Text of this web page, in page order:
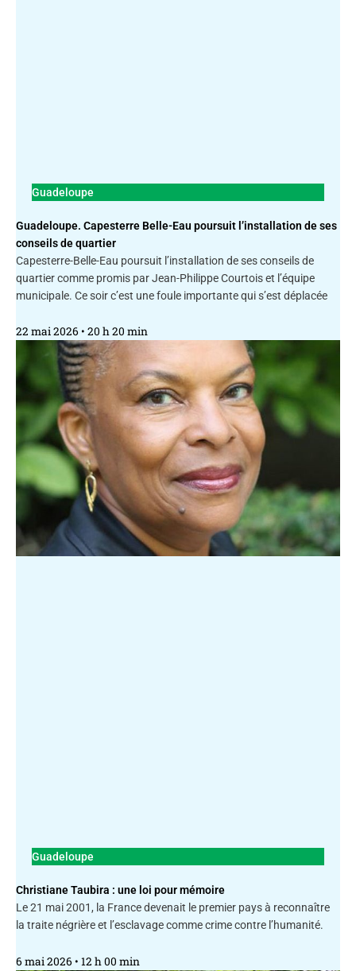
Guadeloupe
Guadeloupe. Capesterre Belle-Eau poursuit l’installation de ses
conseils de quartier
Capesterre-Belle-Eau poursuit l’installation de ses conseils de
quartier comme promis par Jean-Philippe Courtois et l’équipe
municipale. Ce soir c’est une foule importante qui s’est déplacée
22 mai 2026 20 h 20 min
Guadeloupe
Christiane Taubira : une loi pour mémoire
Le 21 mai 2001, la France devenait le premier pays à reconnaître
la traite négrière et l’esclavage comme crime contre l’humanité.
6 mai 2026 12 h 00 min